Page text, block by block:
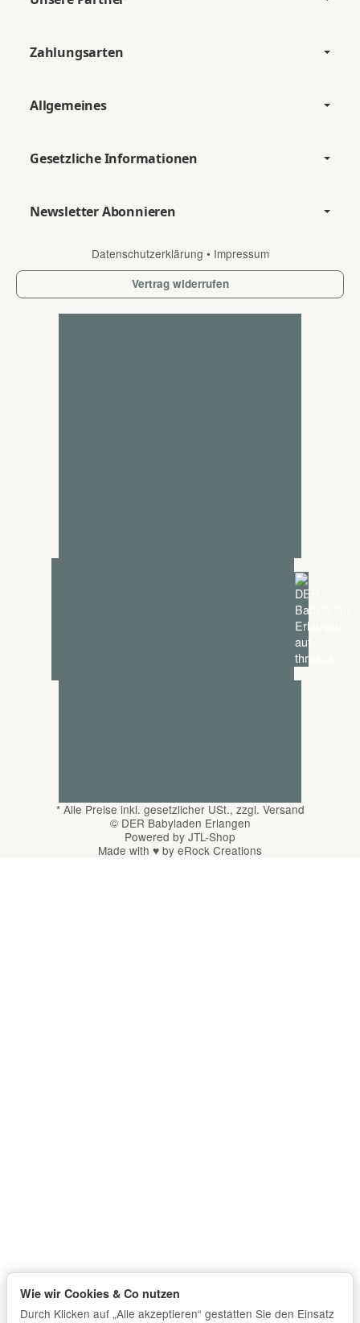
Zahlungsarten
Allgemeines
Gesetzliche Informationen
Newsletter Abonnieren
Datenschutzerklärung • Impressum
Vertrag widerrufen
*Alle Preise inkl. gesetzlicher USt., zzgl. Versand
© DER Babyladen Erlangen
Powered by JTL-Shop
Made with ♥ by eRock Creations
Wie wir Cookies & Co nutzen
Durch Klicken auf „Alle akzeptieren“ gestatten Sie den Einsatz